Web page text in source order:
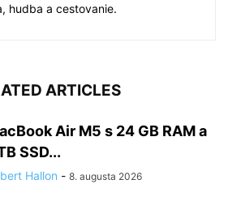
hudba a cestovanie.
ARTICLES
Air M5 s 24 GB RAM a
SSD...
Hallon - 8. augusta 2026